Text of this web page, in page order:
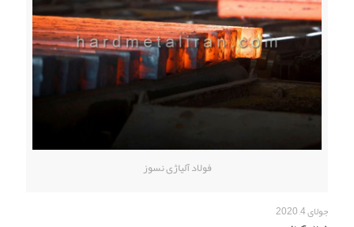
فولاد آلیاژی نسوز
جولای 4, 2020